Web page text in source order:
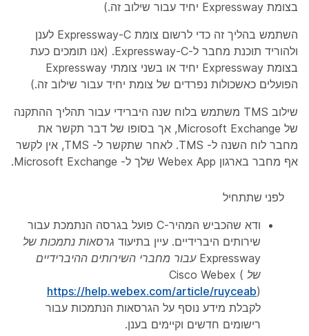
בצומת Expressway יחיד עבור שילוב זה.)
השתמש בהליך זה כדי לרשום צומת Expressway-C לענן
ולהוריד תוכנת מחבר ל-Expressway-C. (אנו תומכים כעת
בצומת Expressway יחיד או בשני צומתי Expressway
הפועלים כאשכולות נפרדים של צומת יחיד עבור שילוב זה.)
שילוב TMS משתמש בלוח שנה היברידי עבור תהליך ההתקנה
של Microsoft Exchange, אך בסופו של דבר תקשר את
מחבר לוח השנה ל- TMS. לאחר שתקשר ל- TMS, אין לקשר
אף מחבר בארגון Webex App שלך ל- Microsoft Exchange.
לפני שתתחיל
ודא שהכביש המהיר-C פועל בגרסה הנתמכת עבור
שירותים היברידיים. עיין בתיעוד גרסאות נתמכות של
Expressway עבור מחברי השירותים ההיברידיים
של Cisco Webex (
https://help.webex.com/article/ruyceab)
לקבלת מידע נוסף על הגרסאות הנתמכות עבור
רישומים חדשים וקיימים בענן.